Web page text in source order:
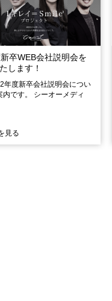
卒WEB会社説明会を
します！
年度新卒会社説明会につい
内です。 シーオーメディ
見る